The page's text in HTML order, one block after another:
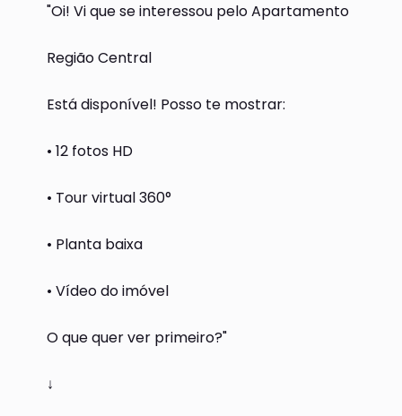
"Oi! Vi que se interessou pelo Apartamento
Região Central
Está disponível! Posso te mostrar:
• 12 fotos HD
• Tour virtual 360°
• Planta baixa
• Vídeo do imóvel
O que quer ver primeiro?"
↓